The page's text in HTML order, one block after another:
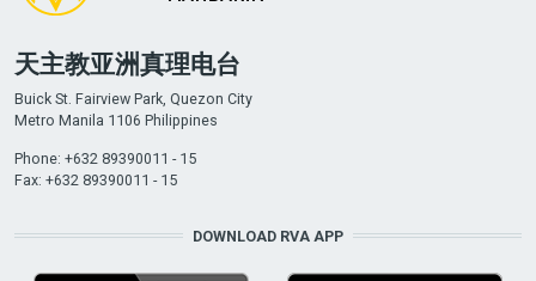
天主教亚洲真理电台
Buick St. Fairview Park, Quezon City
Metro Manila 1106 Philippines
Phone: +632 89390011 - 15
Fax: +632 89390011 - 15
DOWNLOAD RVA APP